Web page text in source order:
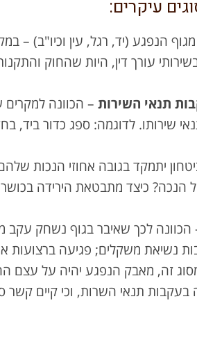
הנפגע (יד, רגל, עין וכיו"ב) –
עורך דין, היות שהחוק
תנאי השירות – הכוונה
שירותו. לדוגמה: ספג כדור ביד,
יתמקד בגובה אחוזי הנכות
הנכה? כיצד מתבטאת הירידה
הכוונה לכך שאיבר בגוף נשחק עקב
נשיאת משקלים; פגיעה ברצועות
זה, מאבק הנפגע יהיה על עצם
תנאי השרות, וכי קיים קשר